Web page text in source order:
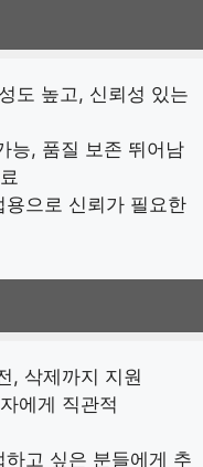
도 높고, 신뢰성 있는
능, 품질 보존 뛰어남
으로 신뢰가 필요한
, 삭제까지 지원
에게 직관적
고 싶은 분들에게 추